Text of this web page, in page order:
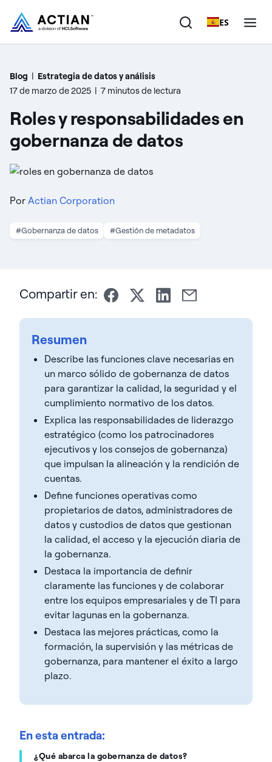
ES
Productos
Clientes
Empresa
Blog | Estrategia de datos y análisis
17 de marzo de 2025 | 7 minutos de lectura
Roles y responsabilidades en
gobernanza de datos
Por Actian Corporation
#Gobernanza de datos #Gestión de metadatos
Compartir en:
Resumen
Describe las funciones clave necesarias en
un marco sólido de gobernanza de datos
para garantizar la calidad, la seguridad y el
cumplimiento normativo de los datos.
Explica las responsabilidades de liderazgo
estratégico (como los patrocinadores
ejecutivos y los consejos de gobernanza)
que impulsan la alineación y la rendición de
cuentas.
Define funciones operativas como
propietarios de datos, administradores de
datos y custodios de datos que gestionan
la calidad, el acceso y la ejecución diaria de
la gobernanza.
Destaca la importancia de definir
claramente las funciones y de colaborar
entre los equipos empresariales y de TI para
evitar lagunas en la gobernanza.
Destaca las mejores prácticas, como la
formación, la supervisión y las métricas de
gobernanza, para mantener el éxito a largo
plazo.
En esta entrada:
¿Qué abarca la gobernanza de datos?